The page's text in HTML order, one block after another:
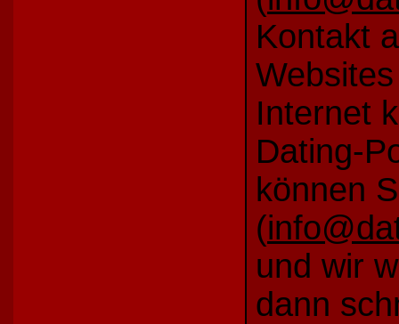
Kontakt
Internet
Dating-
können S
(
und wir
dann